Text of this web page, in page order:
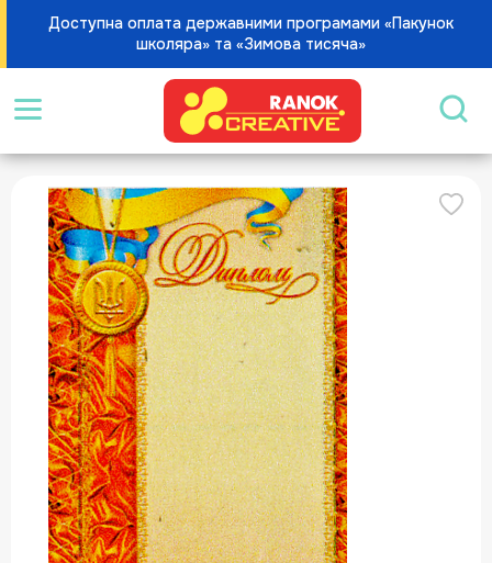
Доступна оплата державними програмами «Пакунок
школяра» та «Зимова тисяча»